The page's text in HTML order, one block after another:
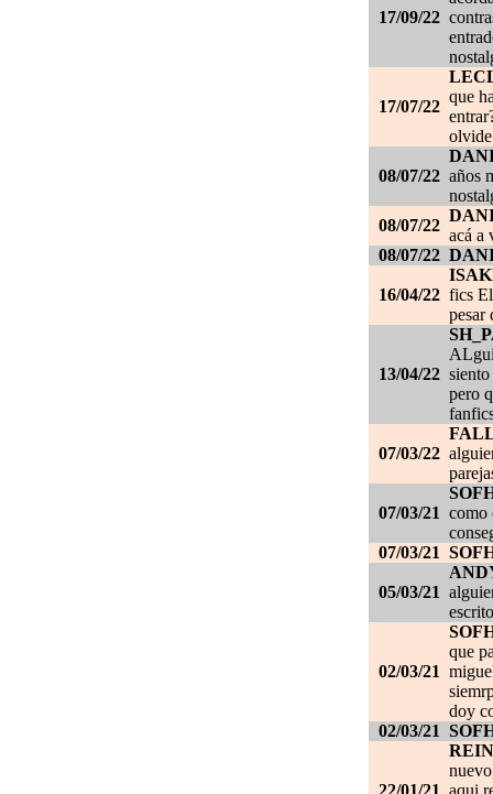
17/09/22
17/07/22
que
08/07/22 años
08/07/22
acá a
08/07/22
16/04/22 fics
pesar
13/04/22
pero
07/03/22
07/03/21 como
07/03/21
05/03/21
02/03/21
que
doy
02/03/21